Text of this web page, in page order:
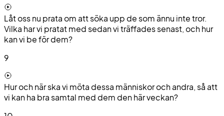
Låt oss nu prata om att söka upp de som ännu inte tror.
Vilka har vi pratat med sedan vi träffades senast, och hur
kan vi be för dem?
9
Hur och när ska vi möta dessa människor och andra, så att
vi kan ha bra samtal med dem den här veckan?